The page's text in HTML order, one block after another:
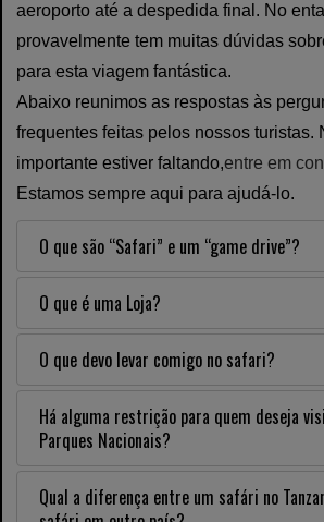
aeroporto até a despedida final. No
provavelmente tem muitas dúvidas
para esta viagem fantástica.
Abaixo reunimos as respostas às
frequentes feitas pelos nossos turistas.
importante estiver faltando,entre em
Estamos sempre aqui para ajudá-lo.
O que são “Safari” e um “game drive”?
O que é uma Loja?
O que devo levar comigo no safari?
Há alguma restrição para quem deseja
Parques Nacionais?
Qual a diferença entre um safári no